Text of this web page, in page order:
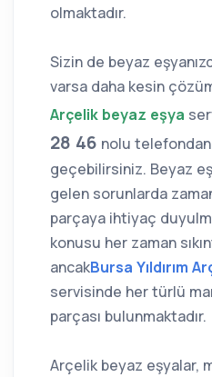
olmaktadır.
Sizin de beyaz
varsa daha kesin
Arçelik beyaz eşya
28 46 nolu
geçebilirsiniz. Beyaz
gelen sorunlarda
parçaya ihtiyaç
konusu her zaman
ancakBursa Yıldırım
servisinde her türlü
parçası bulunmaktadır.
Arçelik beyaz eşyalar,